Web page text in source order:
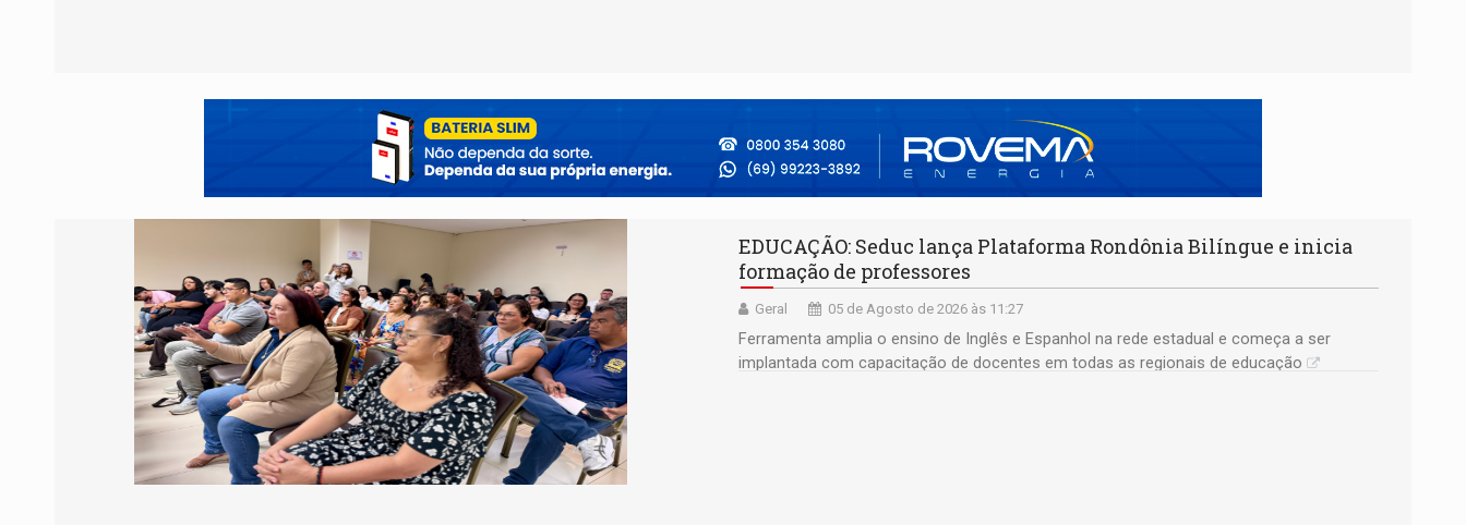
EDUCAÇÃO: Seduc lança Plataforma Rondônia Bilíngue e inicia
formação de professores
Geral 05 de Agosto de 2026 às 11:27
Ferramenta amplia o ensino de Inglês e Espanhol na rede estadual e começa a ser
implantada com capacitação de docentes em todas as regionais de educação